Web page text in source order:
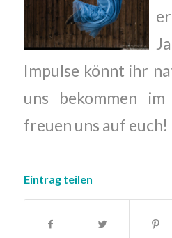
Impulse könnt ihr
uns bekommen
freuen uns auf euch!
Eintrag teilen